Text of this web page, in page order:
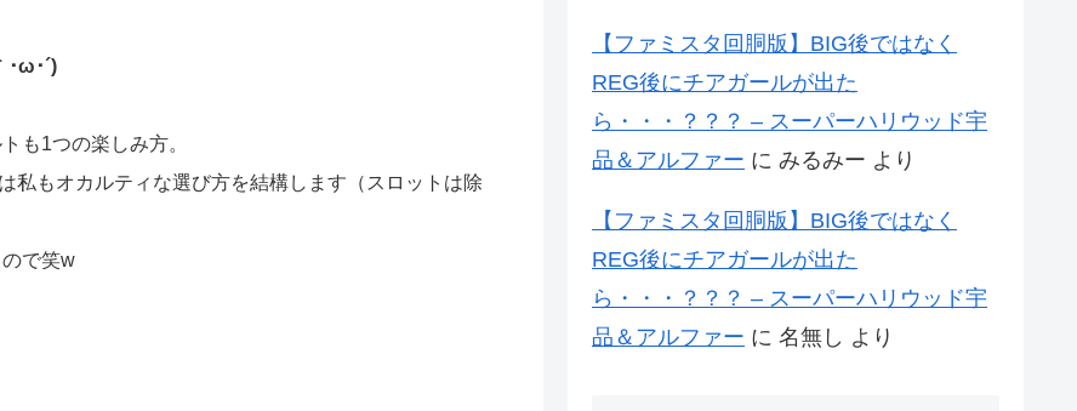
･ω･´)
も1つの楽しみ方。
私もオカルティな選び方を結構します（スロットは除
で笑w
【ファミスタ回胴版】BIG後ではなく
REG後にチアガールが出た
ら・・・？？？ – スーパーハリウッド宇
品＆アルファー に みるみー より
【ファミスタ回胴版】BIG後ではなく
REG後にチアガールが出た
ら・・・？？？ – スーパーハリウッド宇
品＆アルファー に 名無し より